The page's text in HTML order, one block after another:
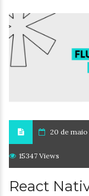
20 de
15347 Views
React